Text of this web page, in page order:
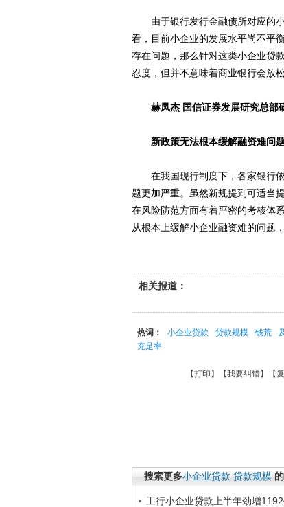
由于银行发行金融债所对应的小
看，目前小企业的发展水平尚不平
存在问题，那么针对这类小企业贷
忍度，但并不意味着商业银行会放
赫凤杰 国信证券发展研究总部
新政策无法根本缓解融资难问
在我国现行制度下，各家银行依
题更加严重。虽然新规提到可适当
在风险防范方面有着严密的考核体
从根本上缓解小企业融资难的问题
相关报道：
热词： 小企业贷款 贷款规模 钱荒
充足率
【打印 】【我要纠错】【
搜索更多小企业贷款 贷款规模
工行小企业贷款上半年劲增